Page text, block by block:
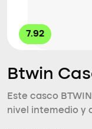
7.92
Btwin
Este casco
nivel intemedio y